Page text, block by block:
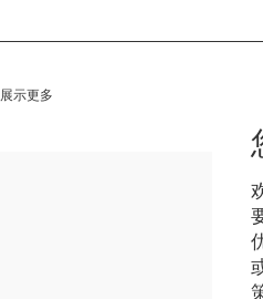
展示更多